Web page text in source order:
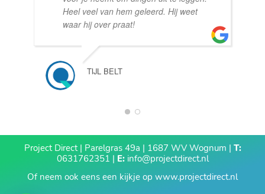
Heel veel van hem geleerd. Hij weet
waar hij over praat!
TIJL BELT
1 2
Project Direct | Parelgras 49a | 1687 WV Wognum | T:
0631762351 | E:info@projectdirect.nl
Of neem ook eens een kijkje op www.projectdirect.nl